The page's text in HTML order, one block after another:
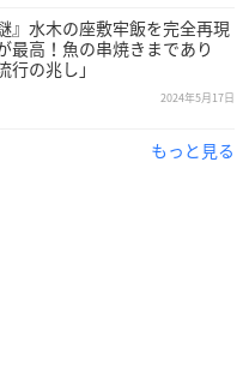
』水木の座敷牢飯を完全再現
最高！魚の串焼きまであり
行の兆し」
2024年5月17日
もっと見る